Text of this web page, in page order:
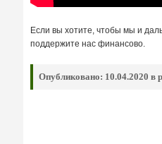
Если вы хотите, чтобы мы и
поддержите нас финансово.
Опубликовано: 10.04.2020 в